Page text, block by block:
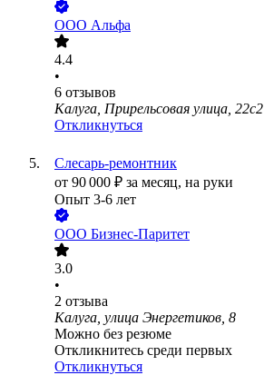
ООО Альфа
4.4
•
6 отзывов
Калуга, Прирельсовая улица, 22с2
Откликнуться
Слесарь-ремонтник
от 90 000 ₽ за месяц, на руки
Опыт 3-6 лет
ООО Бизнес-Паритет
3.0
•
2 отзыва
Калуга, улица Энергетиков, 8
Можно без резюме
Откликнитесь среди первых
Откликнуться